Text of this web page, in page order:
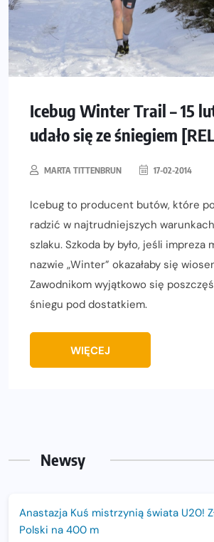
Icebug Winter Trail – 15
udało się ze śniegiem
MARTA TITTENBRUN 17-02-2014
Icebug to producent butów, które
radzić w najtrudniejszych
szlaku. Szkoda by było, jeśli impreza
nazwie „Winter” okazałaby się
Zawodnikom wyjątkowo się
śniegu pod dostatkiem.
WIĘCEJ
Newsy
Anastazja Kuś mistrzynią świata U20!
Polski na 400 m